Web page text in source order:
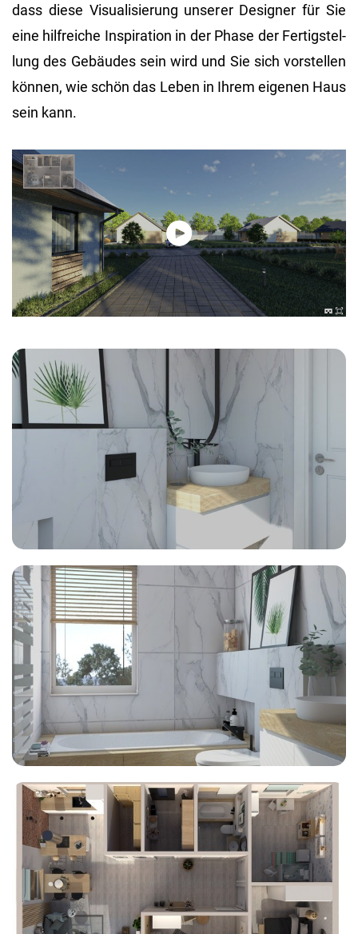
dass diese Vi­sua­li­sie­rung un­se­rer De­si­gner für Sie
eine hilf­rei­che In­spi­ra­ti­on in der Phase der Fer­tig­stel­
lung des Ge­bäu­des sein wird und Sie sich vor­stel­len
kön­nen, wie schön das Leben in Ihrem ei­ge­nen Haus
sein kann.